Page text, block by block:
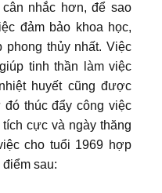
nhắc hơn, để sao
đảm bảo khoa học,
thủy nhất. Việc
tinh thần làm việc
huyết cũng được
thúc đẩy công việc
cực và ngày thăng
cho tuổi 1969 hợp
sau: